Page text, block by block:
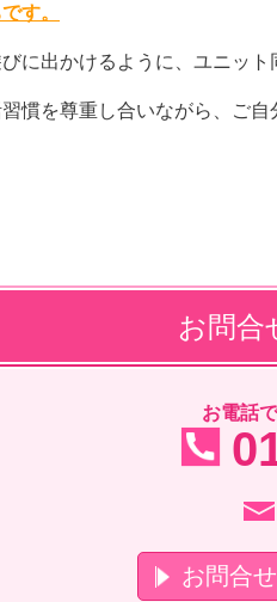
す。
に出かけるように、ユニット
慣を尊重し合いながら、ご
お問合
お電話
お問合